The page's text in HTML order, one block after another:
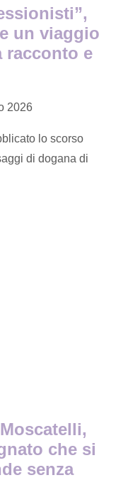
un viaggio
racconto e
2026
lo scorso
di dogana di
che si
senza